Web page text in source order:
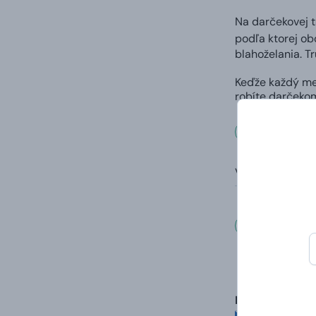
Na darčekovej
podľa ktorej
blahoželania.
Keďže každý
robíte
Vonkajšie
Dagmar